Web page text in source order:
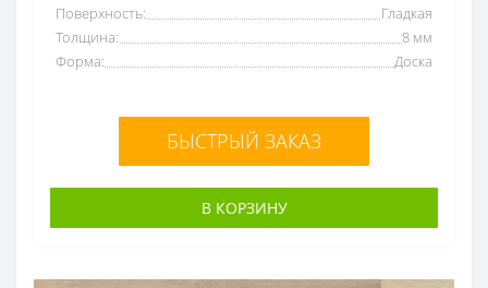
Поверхность:
Гладкая
Толщина:
8 мм
Форма:
Доска
БЫСТРЫЙ ЗАКАЗ
В КОРЗИНУ